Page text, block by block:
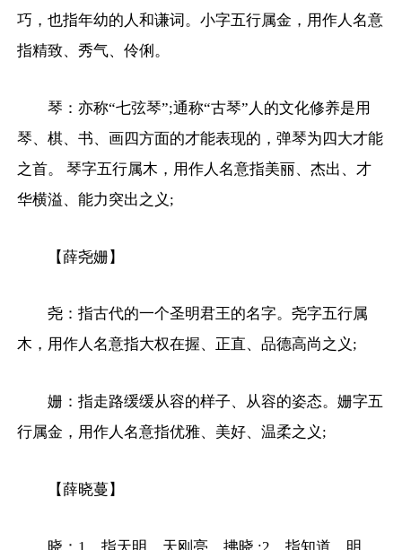
巧，也指年幼的人和谦词。小字五行属金，用作人名意
指精致、秀气、伶俐。
琴：亦称“七弦琴”;通称“古琴”人的文化修养是用
琴、棋、书、画四方面的才能表现的，弹琴为四大才能
之首。 琴字五行属木，用作人名意指美丽、杰出、才
华横溢、能力突出之义;
【薛尧姗】
尧：指古代的一个圣明君王的名字。尧字五行属
木，用作人名意指大权在握、正直、品德高尚之义;
姗：指走路缓缓从容的样子、从容的姿态。姗字五
行属金，用作人名意指优雅、美好、温柔之义;
【薛晓蔓】